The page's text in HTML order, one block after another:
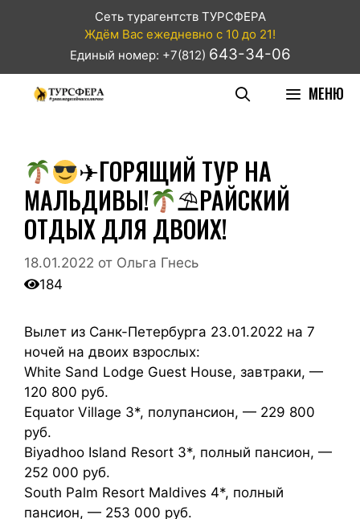
Сеть турагентств ТУРСФЕРА
Ждём Вас ежедневно с 10 до 21!
Единый номер: +7(812) 643-34-06
МЕНЮ
✈ГОРЯЩИЙ ТУР НА
МАЛЬДИВЫ!
⛱РАЙСКИЙ
ОТДЫХ ДЛЯ ДВОИХ!
18.01.2022 от Ольга Гнесь
184
Вылет из Санк-Петербурга 23.01.2022 на 7
ночей на двоих взрослых:
White Sand Lodge Guest House, завтраки, —
120 800 руб.
Equator Village 3*, полупансион, — 229 800
руб.
Biyadhoo Island Resort 3*, полный пансион, —
252 000 руб.
South Palm Resort Maldives 4*, полный
пансион, — 253 000 руб.